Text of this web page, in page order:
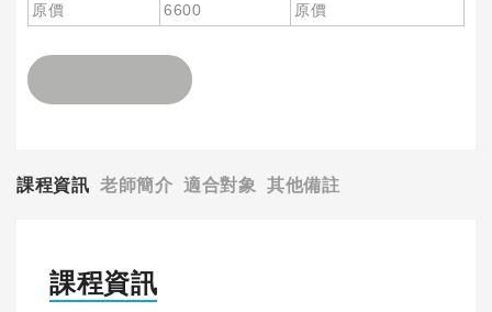
原價
6600 原價
課程資訊 老師簡介 適合對象 其他備註
課程資訊